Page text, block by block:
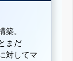
築。
まだ
対してマ